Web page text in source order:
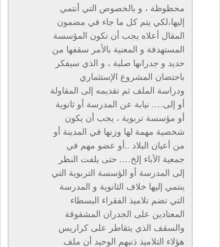
محظوظة ، و بالخصوص التي أنتمي
إليها،لكي يتم كل ما جاء في مضمون
المقال أعلاه يجب أن تكون المؤسسة
المستهدفة و المعنية بالأمر سقفها من
حديد و جدرانها صلبة ، و الذي سيفكر
باحتضان المشروع الإستثماري
ودراسة الملف ثم تقديمه إلى المقاولة
أو إلى…. نيابة عن المدرسة أو ثانوية
أو مؤسسة تربوية ، يجب أن يكون
شخصية مهمة لها وزنها في المدينة أو
من أعيان البلاد ..أو عضو مهم في
جمعية الآباء إلخ…. حتى يلفت النظر
إلى المدرسة أو الؤسسة التربوية التي
ينتمي إليها خلاف الثانوية و المدرسة
التي تضم تلاميذ الفقراء البسطاء
المعتادين على الجدران المشقوقة
والسقف الذي يتقاطر على كراريس
هؤلاء التلاميذ ذنبهم الوحيد أن ملف